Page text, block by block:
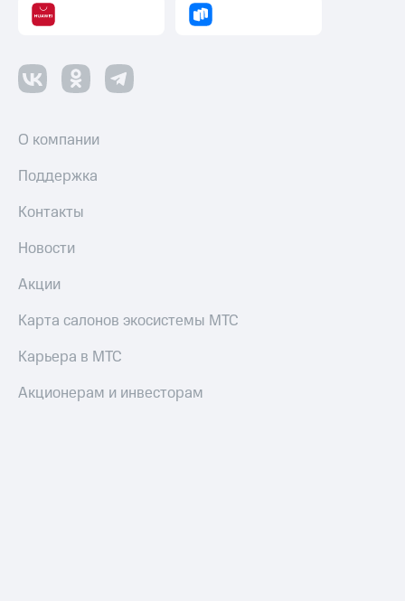
О компании
Поддержка
Контакты
Новости
Акции
Карта салонов экосистемы МТС
Карьера в МТС
Акционерам и инвесторам